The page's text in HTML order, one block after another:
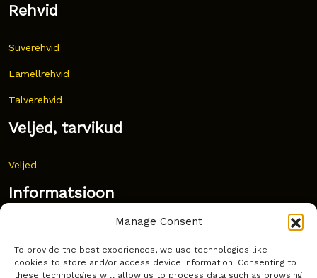
Manage Consent
To provide the best experiences, we use technologies like
cookies to store and/or access device information. Consenting to
these technologies will allow us to process data such as browsing
Rehvid
Suverehvid
Lamellrehvid
Talverehvid
Veljed, tarvikud
Veljed
Informatsioon
Korduma kippuvad küsimused